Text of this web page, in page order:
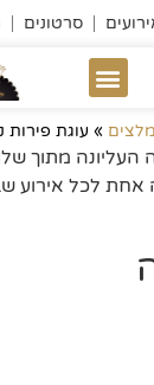
סרטונים
» עוגת פירות
העליונה מתוך
אחת לכל אירוע